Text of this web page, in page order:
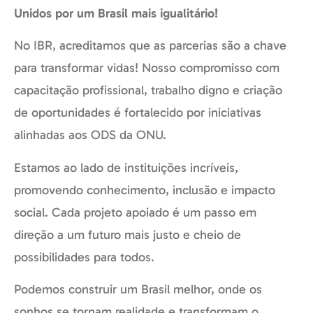
Unidos por um Brasil mais igualitário!
No IBR, acreditamos que as parcerias são a chave
para transformar vidas! Nosso compromisso com
capacitação profissional, trabalho digno e criação
de oportunidades é fortalecido por iniciativas
alinhadas aos ODS da ONU.
Estamos ao lado de instituições incríveis,
promovendo conhecimento, inclusão e impacto
social. Cada projeto apoiado é um passo em
direção a um futuro mais justo e cheio de
possibilidades para todos.
Podemos construir um Brasil melhor, onde os